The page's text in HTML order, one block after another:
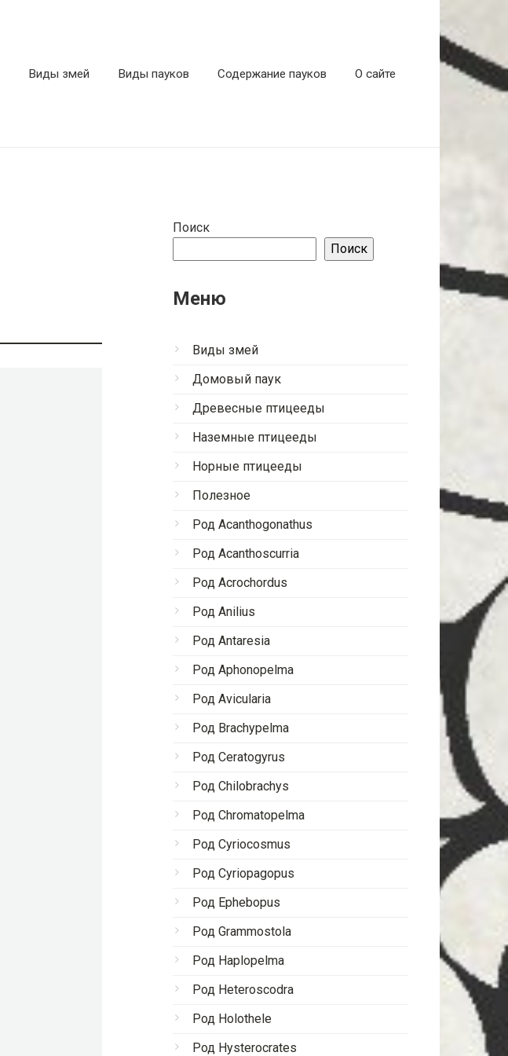
Виды змей Виды пауков Содержание пауков О сайте
Поиск
Поиск
Меню
Виды змей
Домовый паук
Древесные птицееды
Наземные птицееды
Норные птицееды
Полезное
Род Acanthogonathus
Род Acanthoscurria
Род Acrochordus
Род Anilius
Род Antaresia
Род Aphonopelma
Род Avicularia
Род Brachypelma
Род Ceratogyrus
Род Chilobrachys
Род Chromatopelma
Род Cyriocosmus
Род Cyriopagopus
Род Ephebopus
Род Grammostola
Род Haplopelma
Род Heteroscodra
Род Holothele
Род Hysterocrates